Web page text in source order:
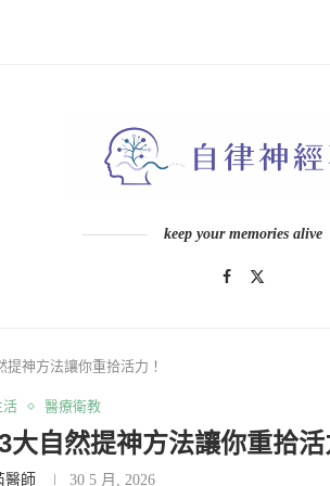
keep your memories alive
神方法讓你重拾活力！
活 醫療衛教
自然提神方法讓你重拾活
醫師 30 5 月, 2026